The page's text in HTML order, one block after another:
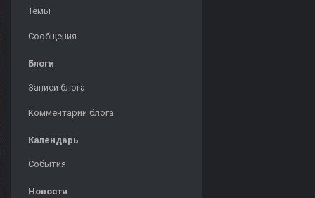
Темы
Сообщения
Блоги
Записи блога
Комментарии блога
Календарь
События
Новости